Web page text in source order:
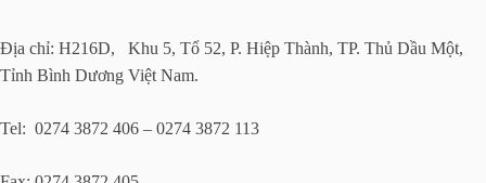
Địa chỉ: H216D, Khu 5, Tổ 52, P. Hiệp Thành, TP. Thủ Dầu Một,
Tỉnh Bình Dương Việt Nam.
Tel: 0274 3872 406 – 0274 3872 113